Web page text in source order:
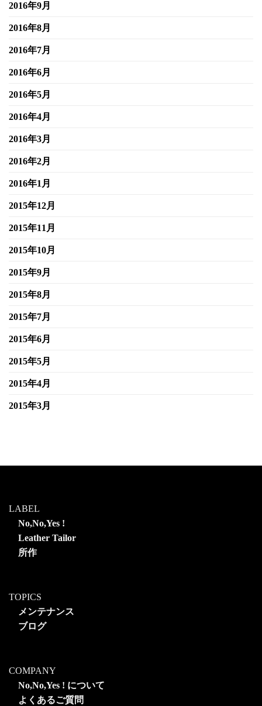
2016年9月
2016年8月
2016年7月
2016年6月
2016年5月
2016年4月
2016年3月
2016年2月
2016年1月
2015年12月
2015年11月
2015年10月
2015年9月
2015年8月
2015年7月
2015年6月
2015年5月
2015年4月
2015年3月
LABEL
No,No,Yes !
Leather Tailor
所作
TOPICS
メンテナンス
ブログ
COMPANY
No,No,Yes ! について
よくあるご質問